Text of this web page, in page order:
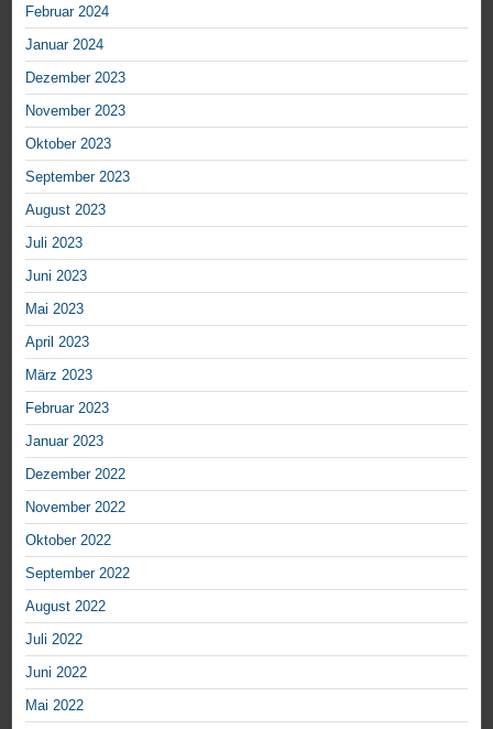
Februar 2024
Januar 2024
Dezember 2023
November 2023
Oktober 2023
September 2023
August 2023
Juli 2023
Juni 2023
Mai 2023
April 2023
März 2023
Februar 2023
Januar 2023
Dezember 2022
November 2022
Oktober 2022
September 2022
August 2022
Juli 2022
Juni 2022
Mai 2022